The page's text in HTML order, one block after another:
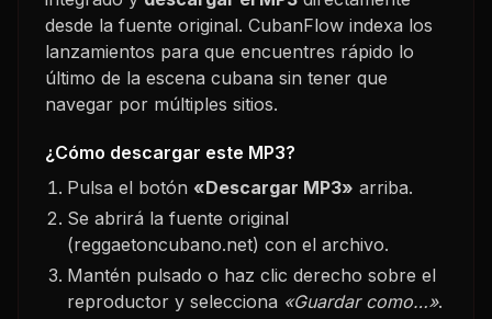
desde la fuente original. CubanFlow indexa los
lanzamientos para que encuentres rápido lo
último de la escena cubana sin tener que
navegar por múltiples sitios.
¿Cómo descargar este MP3?
Pulsa el botón «Descargar MP3» arriba.
Se abrirá la fuente original
(reggaetoncubano.net) con el archivo.
Mantén pulsado o haz clic derecho sobre el
reproductor y selecciona «Guardar como…».